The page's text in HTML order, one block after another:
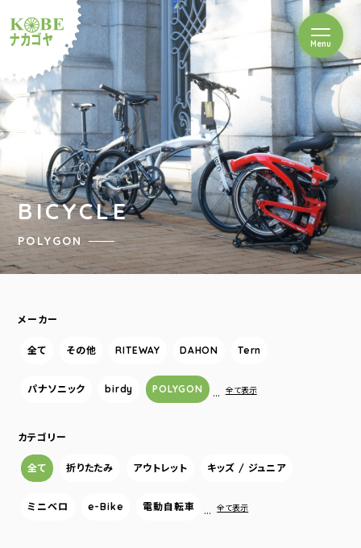
ルショップナカゴヤ
Menuを開閉
BICYCLE
POLYGON
メーカー
全て その他 RITEWAY DAHON Tern
パナソニック birdy POLYGON … 全て表示
カテゴリー
全て 折りたたみ アウトレット キッズ / ジュニア
ミニベロ e-Bike 電動自転車 … 全て表示